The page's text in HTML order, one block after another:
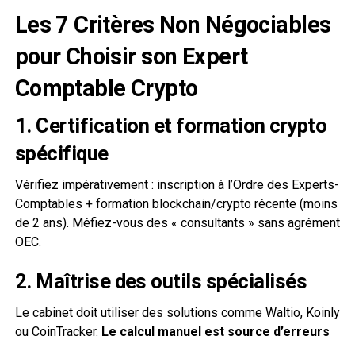
Les 7 Critères Non Négociables
pour Choisir son Expert
Comptable Crypto
1. Certification et formation crypto
spécifique
Vérifiez impérativement : inscription à l’Ordre des Experts-
Comptables + formation blockchain/crypto récente (moins
de 2 ans). Méfiez-vous des « consultants » sans agrément
OEC.
2. Maîtrise des outils spécialisés
Le cabinet doit utiliser des solutions comme Waltio, Koinly
ou CoinTracker. Le calcul manuel est source d’erreurs